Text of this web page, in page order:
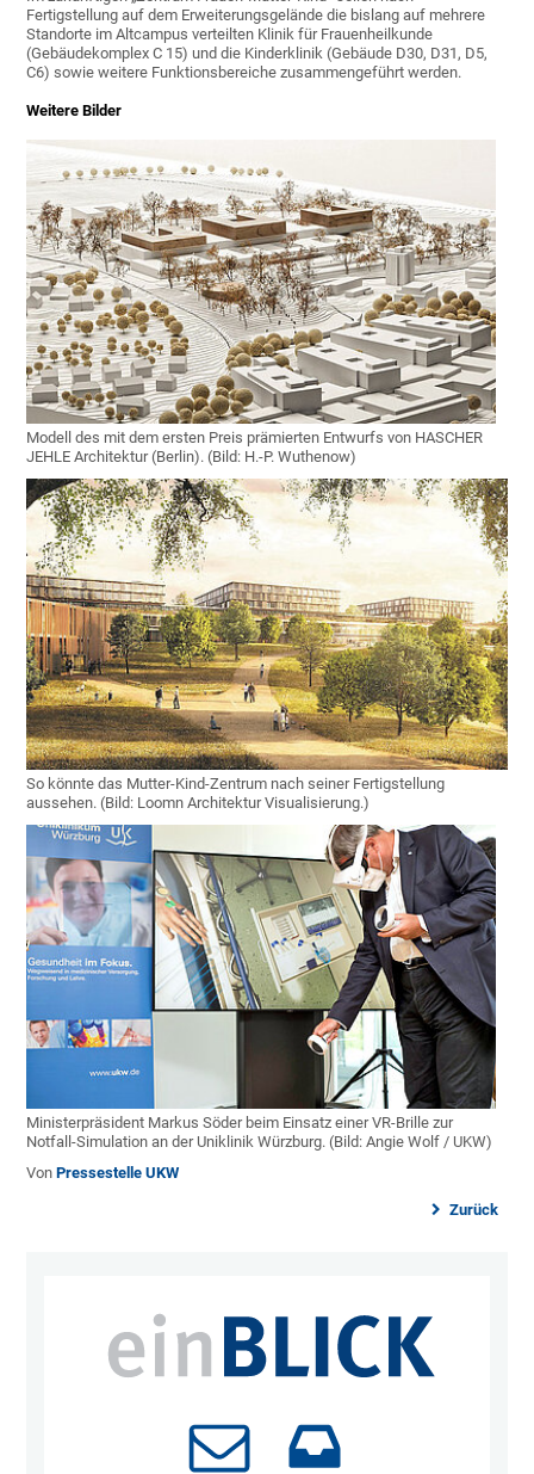
Fertigstellung auf dem Erweiterungsgelände die bislang auf mehrere
Standorte im Altcampus verteilten Klinik für Frauenheilkunde
(Gebäudekomplex C 15) und die Kinderklinik (Gebäude D30, D31, D5,
C6) sowie weitere Funktionsbereiche zusammengeführt werden.
Weitere Bilder
Modell des mit dem ersten Preis prämierten Entwurfs von HASCHER
JEHLE Architektur (Berlin). (Bild: H.-P. Wuthenow)
So könnte das Mutter-Kind-Zentrum nach seiner Fertigstellung
aussehen. (Bild: Loomn Architektur Visualisierung.)
Ministerpräsident Markus Söder beim Einsatz einer VR-Brille zur
Notfall-Simulation an der Uniklinik Würzburg. (Bild: Angie Wolf / UKW)
VonPressestelle UKW
Zurück